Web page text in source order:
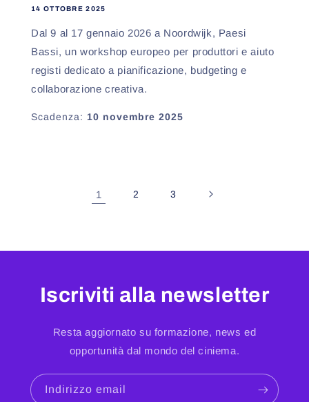
14 OTTOBRE 2025
Dal 9 al 17 gennaio 2026 a Noordwijk, Paesi
Bassi, un workshop europeo per produttori e aiuto
registi dedicato a pianificazione, budgeting e
collaborazione creativa.
Scadenza: 10 novembre 2025
1 2 3
Iscriviti alla newsletter
Resta aggiornato su formazione, news ed
opportunità dal mondo del ciniema.
Indirizzo email